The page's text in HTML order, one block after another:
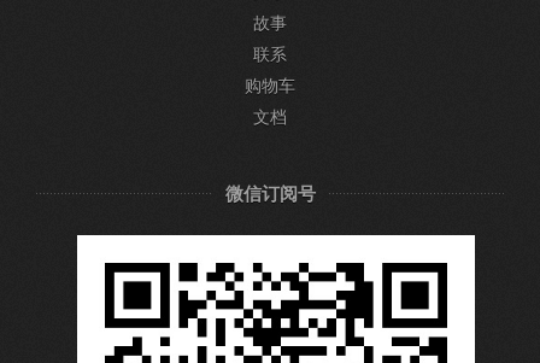
故事
联系
购物车
文档
微信订阅号